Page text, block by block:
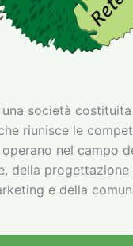
una società
riunisce le
nel campo
della
e della